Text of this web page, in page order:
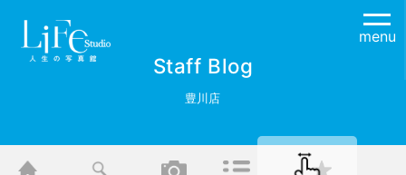
menu
Staff Blog
豊川店